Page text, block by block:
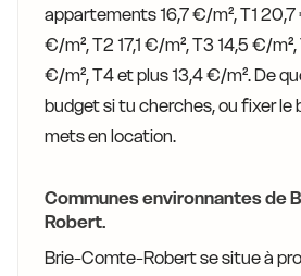
appartements 16,7 €/m², T1 20,7
€/m², T2 17,1 €/m², T3 14,5 €/
€/m², T4 et plus 13,4 €/m². De
budget si tu cherches, ou fixer le
mets en location.
Communes environnantes de
Robert.
Brie-Comte-Robert se situe à